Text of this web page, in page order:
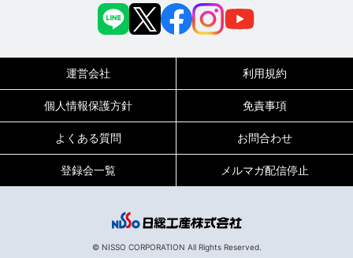
0120-717-450
平日9:00～19:00（土日祝は18:00まで）
運営会社 利用規約
個人情報保護方針 免責事項
よくある質問 お問合わせ
登録会一覧 メルマガ配信停止
© NISSO CORPORATION All Rights Reserved.